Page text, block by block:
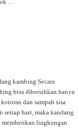
…
kambing Secara
bisa dibersihkan hanya
dan sampah sisa
hari, maka kandang
memberikan lingkungan